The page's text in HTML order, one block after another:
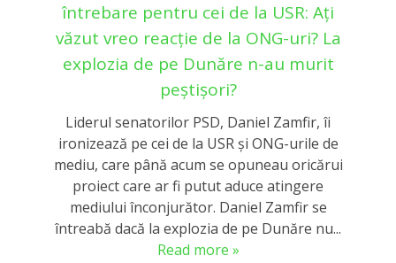
întrebare pentru cei de la USR: Ați
văzut vreo reacție de la ONG-uri? La
explozia de pe Dunăre n-au murit
peștișori?
Liderul senatorilor PSD, Daniel Zamfir, îi
ironizează pe cei de la USR și ONG-urile de
mediu, care până acum se opuneau oricărui
proiect care ar fi putut aduce atingere
mediului înconjurător. Daniel Zamfir se
întreabă dacă la explozia de pe Dunăre nu...
Read more »